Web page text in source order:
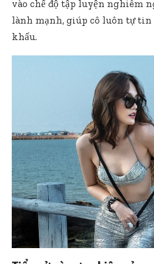
vào chế độ tập luyện nghiêm
lành mạnh, giúp cô luôn tự tin
khấu.